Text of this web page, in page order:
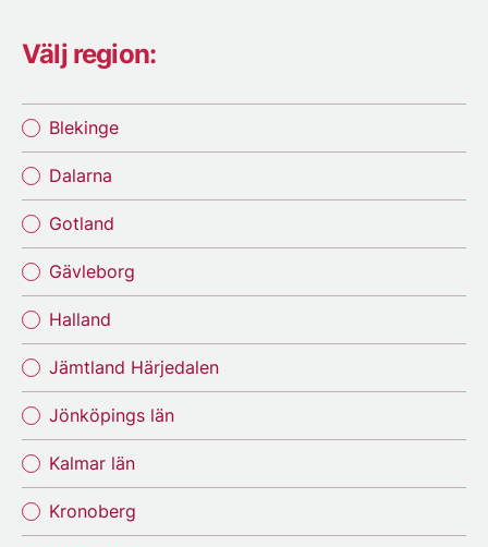
Välj region:
Blekinge
Dalarna
Gotland
Gävleborg
Halland
Jämtland Härjedalen
Jönköpings län
Kalmar län
Kronoberg